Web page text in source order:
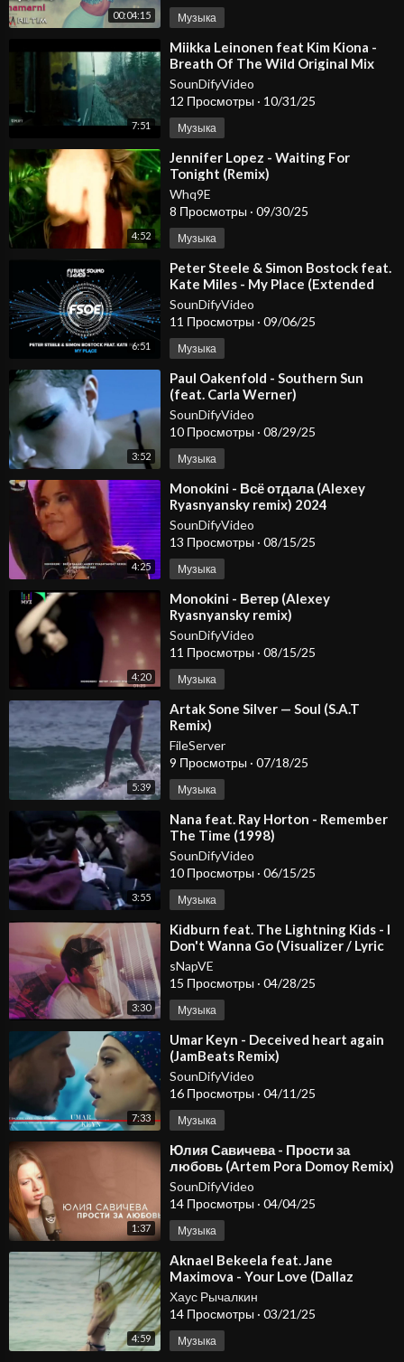
00:04:15 Музыка
7:51
⁣Miikka Leinonen feat Kim Kiona -
Breath Of The Wild Original Mix
Alter Ego Pure
SounDifyVideo
12 Просмотры · 10/31/25
Музыка
4:52
⁣Jennifer Lopez - Waiting For
Tonight (Remix)
Whq9E
8 Просмотры · 09/30/25
Музыка
6:51
⁣Peter Steele & Simon Bostock feat.
Kate Miles - My Place (Extended
Mix)
SounDifyVideo
11 Просмотры · 09/06/25
Музыка
3:52
⁣Paul Oakenfold - Southern Sun
(feat. Carla Werner)
SounDifyVideo
10 Просмотры · 08/29/25
Музыка
4:25
⁣Monokini - Всё отдала (Alexey
Ryasnyansky remix) 2024
SounDifyVideo
13 Просмотры · 08/15/25
Музыка
4:20
⁣Monokini - Ветер (Alexey
Ryasnyansky remix)
SounDifyVideo
11 Просмотры · 08/15/25
Музыка
5:39
⁣Artak Sone Silver — Soul (S.A.T
Remix)
FileServer
9 Просмотры · 07/18/25
Музыка
3:55
⁣⁣Nana feat. Ray Horton - Remember
The Time (1998)
SounDifyVideo
10 Просмотры · 06/15/25
Музыка
3:30
⁣Kidburn feat. The Lightning Kids - I
Don't Wanna Go (Visualizer / Lyric
Video)
sNapVE
15 Просмотры · 04/28/25
Музыка
7:33
⁣Umar Keyn - Deceived heart again
(JamBeats Remix)
SounDifyVideo
16 Просмотры · 04/11/25
Музыка
1:37
⁣Юлия Савичева - Прости за
любовь (Artem Pora Domoy Remix)
SounDifyVideo
14 Просмотры · 04/04/25
Музыка
4:59
⁣Aknael Bekeela feat. Jane
Maximova - Your Love (Dallaz
Project Remix)
Хаус Рычалкин
14 Просмотры · 03/21/25
Музыка